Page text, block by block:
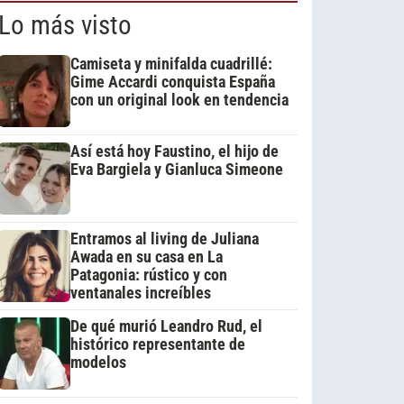
más visto
Camiseta y minifalda cuadrillé:
Gime Accardi conquista España
con un original look en tendencia
Así está hoy Faustino, el hijo de
Eva Bargiela y Gianluca Simeone
Entramos al living de Juliana
Awada en su casa en La
Patagonia: rústico y con
ventanales increíbles
De qué murió Leandro Rud, el
histórico representante de
modelos